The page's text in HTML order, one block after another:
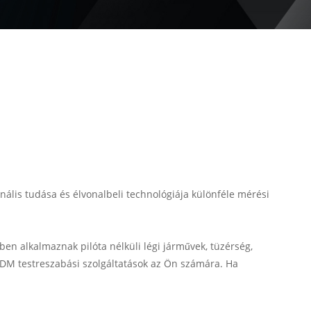
tudása és élvonalbeli technológiája különféle mérési
alkalmaznak pilóta nélküli légi járművek, tüzérség,
testreszabási szolgáltatások az Ön számára. Ha